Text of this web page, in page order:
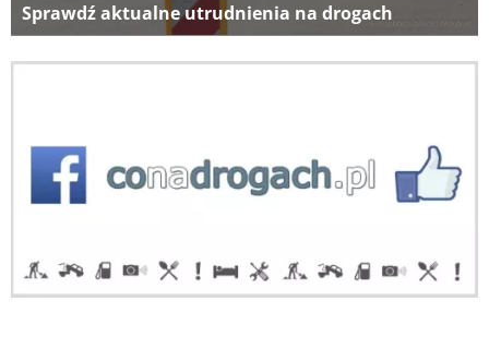
Sprawdź aktualne utrudnienia na drogach